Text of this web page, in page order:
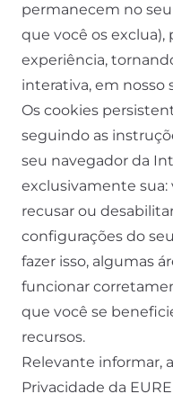
permanecem no
que você os exclua),
experiência,
interativa, em nosso
Os cookies
seguindo as
seu navegador da
exclusivamente
recusar ou
configurações do
fazer isso, algumas
funcionar
que você se
recursos.
Relevante informar,
Privacidade da